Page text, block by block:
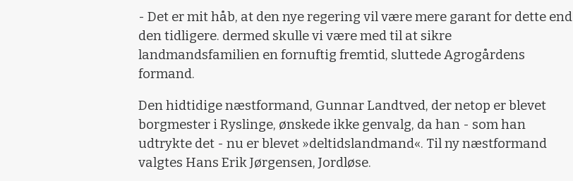
- Det er mit håb, at den nye regering vil være mere garant for dette end
den tidligere. dermed skulle vi være med til at sikre
landmandsfamilien en fornuftig fremtid, sluttede Agrogårdens
formand.
Den hidtidige næstformand, Gunnar Landtved, der netop er blevet
borgmester i Ryslinge, ønskede ikke genvalg, da han - som han
udtrykte det - nu er blevet »deltidslandmand«. Til ny næstformand
valgtes Hans Erik Jørgensen, Jordløse.